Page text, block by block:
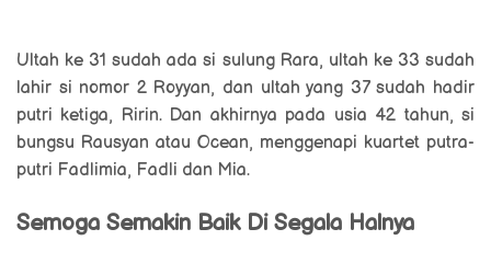
Ultah ke 31 sudah ada si sulung Rara, ultah ke 33 sudah
lahir si nomor 2 Royyan, dan ultah yang 37 sudah hadir
putri ketiga, Ririn. Dan akhirnya pada usia 42 tahun, si
bungsu Rausyan atau Ocean, menggenapi kuartet putra-
putri Fadlimia, Fadli dan Mia.
Semoga Semakin Baik Di Segala Halnya